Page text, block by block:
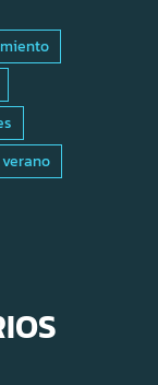
verano